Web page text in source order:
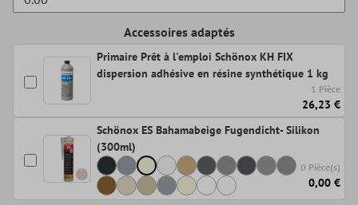
Accessoires adaptés
Primaire Prêt à l'emploi Schönox KH FIX
dispersion adhésive en résine synthétique 1 kg
1 Pièce
26,23 €
Schönox ES Bahamabeige Fugendicht- Silikon
(300ml)
0 Pièce(s)
0,00 €